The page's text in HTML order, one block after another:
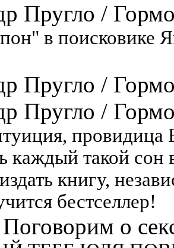
Пругло /
в поисковике
Пругло /
Пругло /
каждый такой
книгу,
бестселлер!
Поговорим о